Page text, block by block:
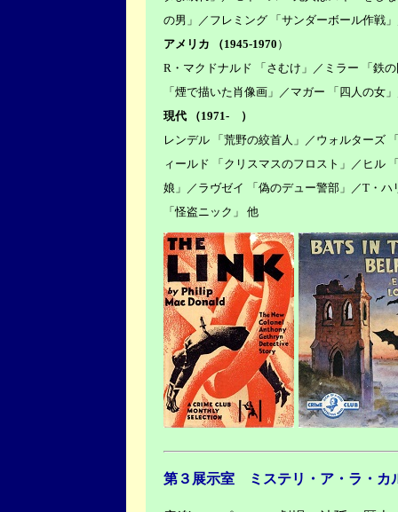
の男」／フレミング 「サンダーボール作戦
アメリカ （1945-1970 ）
R・マクドナルド 「さむけ」／ミラー 「鉄
「煙で描いた肖像画」／マガー 「四人の女
現代 （1971- ）
レンデル 「荒野の絞首人」／ウォルターズ
ィールド 「クリスマスのフロスト」／ヒル
娘」／ラヴゼイ 「偽のデュー警部」／T・
「怪盗ニック」 他
第３展示室 ミステリ・ア・ラ・カ